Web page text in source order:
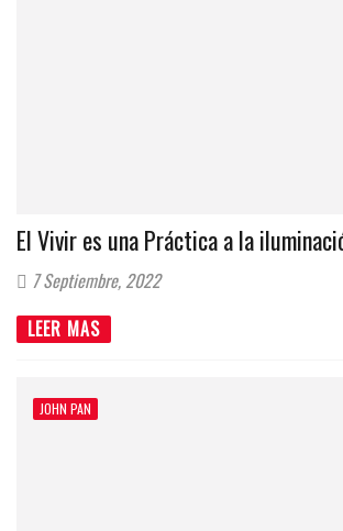
El Vivir es una Práctica a la
7 Septiembre, 2022
LEER MAS
JOHN PAN